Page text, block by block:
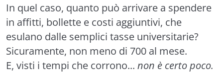
In quel caso, quanto può arrivare a spendere
in affitti, bollette e costi aggiuntivi, che
esulano dalle semplici tasse universitarie?
Sicuramente, non meno di 700 al mese.
E, visti i tempi che corrono... non è certo poco.